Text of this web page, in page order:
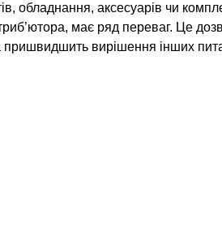
обладнання, аксесуарів чи
має ряд переваг. Це
пришвидшить вирішення інших